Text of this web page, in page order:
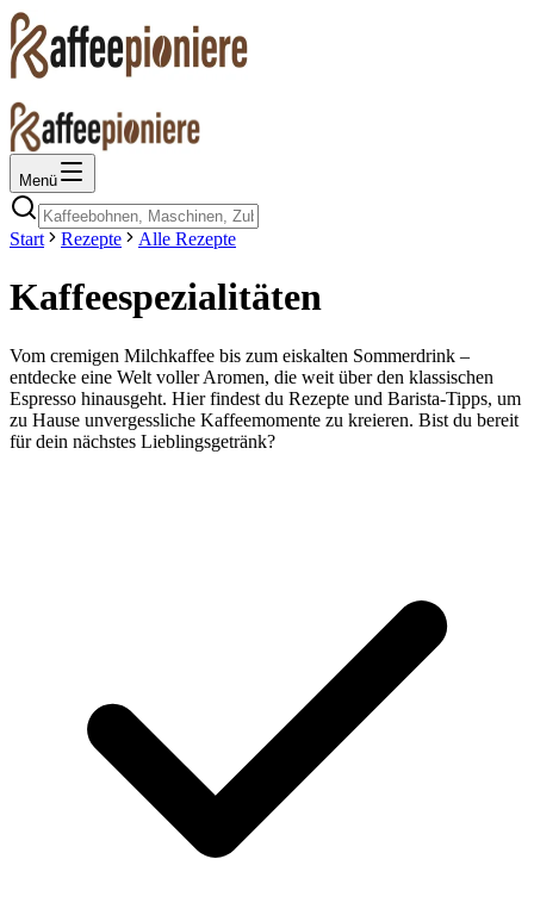
Menü
Start Rezepte Alle Rezepte
Kaffeespezialitäten
Vom cremigen Milchkaffee bis zum eiskalten Sommerdrink –
entdecke eine Welt voller Aromen, die weit über den klassischen
Espresso hinausgeht. Hier findest du Rezepte und Barista-Tipps, um
zu Hause unvergessliche Kaffeemomente zu kreieren. Bist du bereit
für dein nächstes Lieblingsgetränk?